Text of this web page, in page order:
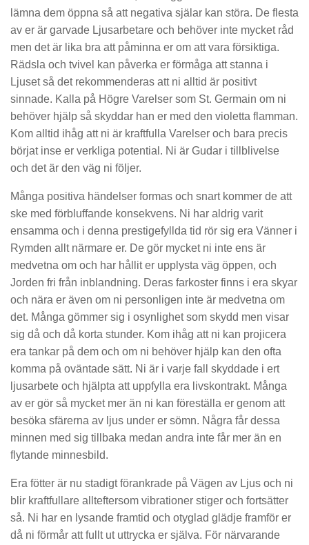
lämna dem öppna så att negativa själar kan störa. De flesta
av er är garvade Ljusarbetare och behöver inte mycket råd
men det är lika bra att påminna er om att vara försiktiga.
Rädsla och tvivel kan påverka er förmåga att stanna i
Ljuset så det rekommenderas att ni alltid är positivt
sinnade. Kalla på Högre Varelser som St. Germain om ni
behöver hjälp så skyddar han er med den violetta flamman.
Kom alltid ihåg att ni är kraftfulla Varelser och bara precis
börjat inse er verkliga potential. Ni är Gudar i tillblivelse
och det är den väg ni följer.
Många positiva händelser formas och snart kommer de att
ske med förbluffande konsekvens. Ni har aldrig varit
ensamma och i denna prestigefyllda tid rör sig era Vänner i
Rymden allt närmare er. De gör mycket ni inte ens är
medvetna om och har hållit er upplysta väg öppen, och
Jorden fri från inblandning. Deras farkoster finns i era skyar
och nära er även om ni personligen inte är medvetna om
det. Många gömmer sig i osynlighet som skydd men visar
sig då och då korta stunder. Kom ihåg att ni kan projicera
era tankar på dem och om ni behöver hjälp kan den ofta
komma på oväntade sätt. Ni är i varje fall skyddade i ert
ljusarbete och hjälpta att uppfylla era livskontrakt. Många
av er gör så mycket mer än ni kan föreställa er genom att
besöka sfärerna av ljus under er sömn. Några får dessa
minnen med sig tillbaka medan andra inte får mer än en
flytande minnesbild.
Era fötter är nu stadigt förankrade på Vägen av Ljus och ni
blir kraftfullare allteftersom vibrationer stiger och fortsätter
så. Ni har en lysande framtid och otyglad glädje framför er
då ni förmår att fullt ut uttrycka er själva. För närvarande